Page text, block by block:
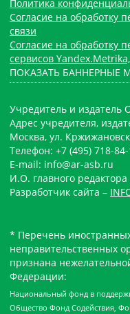
Политика
Согласие на обработку
связи
Согласие на обработку
сервисов
ПОКАЗАТЬ БАННЕРНЫЕ
Учредитель и
Адрес учредителя,
Москва, ул.
Телефон: +7 (495) 718-84-
E-mail: info@ar-asb.ru
И.О. главного
Разработчик сайта –
* Перечень
неправительственных
признана
Федерации:
Национальный фонд в
Общество Фонд Содействия,